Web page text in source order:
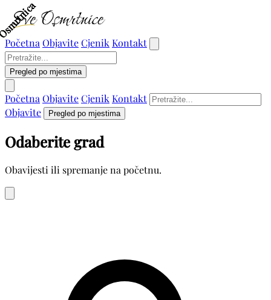
Početna ObjaviteCjenik Kontakt
Pregled po mjestima
Početna ObjaviteCjenik Kontakt
Objavite
Pregled po mjestima
Odaberite grad
Obavijesti ili spremanje na početnu.